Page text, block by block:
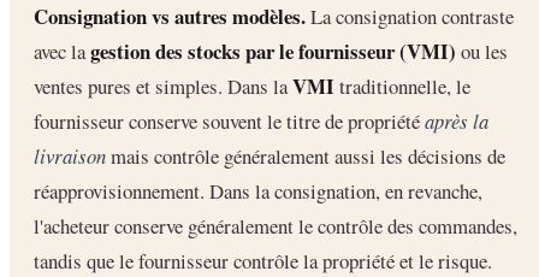
Consignation vs autres modèles.La consignation contraste
avec lagestion des stocks par le fournisseur (VMI) ou les
ventes pures et simples. Dans laVMI traditionnelle, le
fournisseur conserve souvent le titre de propriétéaprès la
livraisonmais contrôle généralement aussi les décisions de
réapprovisionnement. Dans la consignation, en revanche,
l'acheteur conserve généralement le contrôle des commandes,
tandis que le fournisseur contrôle la propriété et le risque.